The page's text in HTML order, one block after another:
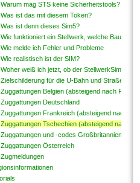
Warum mag STS keine Sicherheitstools?
Was ist das mit diesem Token?
Was ist denn dieses Sim5?
Wie funktioniert ein Stellwerk, welche
Wie melde ich Fehler und Probleme
Wie realistisch ist der SIM?
Woher weiß ich jetzt, ob der StellwerkSim sich
Zielschilderung für die U-Bahn und
Zuggattungen Belgien (absteigend nach Priorität)
Zuggattungen Deutschland
Zuggattungen Frankreich (absteigend nach
Zuggattungen Tschechien (absteigend nach
Zuggattungen und -codes Großbritannien
Zuggattungen Österreich
Zugmeldungen